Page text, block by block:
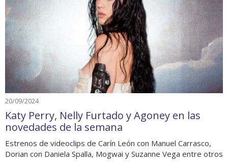
20/09/2024
Katy Perry, Nelly Furtado y Agoney en las
novedades de la semana
Estrenos de videoclips de Carín León con Manuel Carrasco,
Dorian con Daniela Spalla, Mogwai y Suzanne Vega entre otros